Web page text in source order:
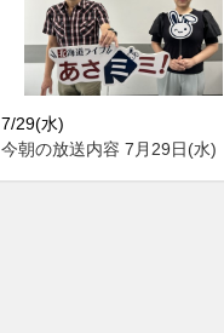
7/29(水)
今朝の放送内容 7月29日(水)